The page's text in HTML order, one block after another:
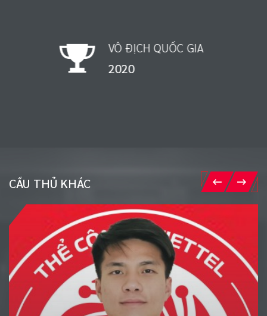
VÔ ĐỊCH QUỐC GIA
1998
CẦU THỦ KHÁC